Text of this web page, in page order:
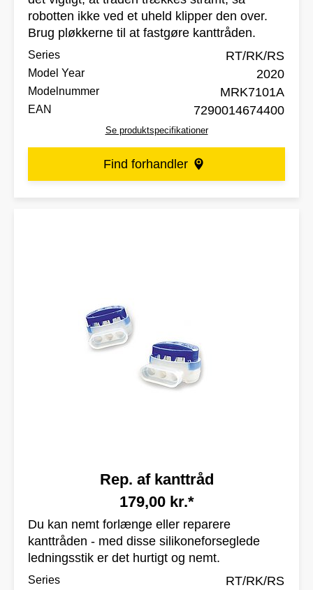
robotten ikke ved et uheld klipper den over.
Brug pløkkerne til at fastgøre kanttråden.
Series RT/RK/RS
Model Year 2020
Modelnummer MRK7101A
EAN 7290014674400
Se produktspecifikationer
Find forhandler
Rep. af kanttråd
179,00 kr.*
Du kan nemt forlænge eller reparere
kanttråden - med disse silikoneforseglede
ledningsstik er det hurtigt og nemt.
Series RT/RK/RS